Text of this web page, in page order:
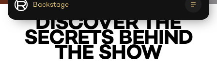
Backstage
Backstage Le Defilé Get the look
DISCOVER THE
SECRETS BEHIND
THE SHOW